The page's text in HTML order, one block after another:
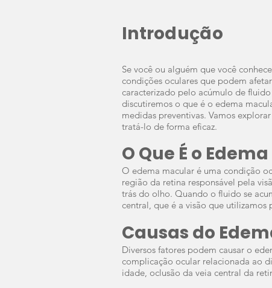
Introdução
Se você ou alguém que você
condições oculares que podem
caracterizado pelo acúmulo de
discutiremos o que é o edema
medidas preventivas. Vamos
tratá-lo de forma eficaz.
O Que É o
O edema macular é uma condição
região da retina responsável pela
trás do olho. Quando o fluido se
central, que é a visão que utilizamos
Causas do
Diversos fatores podem causar o
complicação ocular relacionada ao
idade, oclusão da veia central da